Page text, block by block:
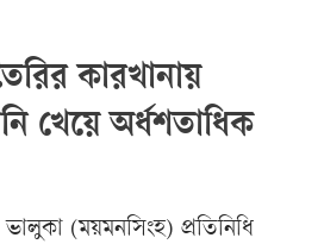
কারখানায়
খেয়ে অর্ধশতাধিক
ভালুকা (ময়মনসিংহ) প্রতিনিধি